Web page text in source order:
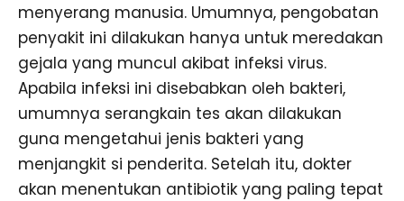
menyerang manusia. Umumnya, pengobatan
penyakit ini dilakukan hanya untuk meredakan
gejala yang muncul akibat infeksi virus.
Apabila infeksi ini disebabkan oleh bakteri,
umumnya serangkain tes akan dilakukan
guna mengetahui jenis bakteri yang
menjangkit si penderita. Setelah itu, dokter
akan menentukan antibiotik yang paling tepat